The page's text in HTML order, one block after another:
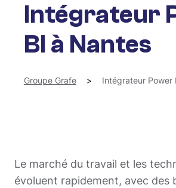
Intégrateur
BI à Nantes
Groupe Grafe > Intégrateur Power
Le marché du travail et les
évoluent rapidement, avec des